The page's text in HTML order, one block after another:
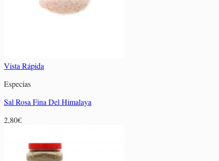
Vista Rápida
Especias
Sal Rosa Fina Del Himalaya
2,80€